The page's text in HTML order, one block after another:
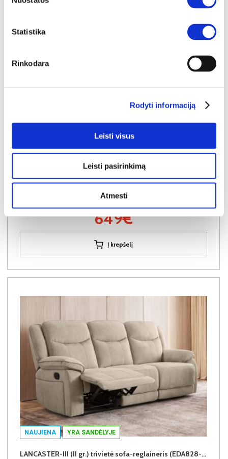
Statistika
Rinkodara
Rodyti informaciją
Leisti visus
Leisti pasirinkimą
Atmesti
Išmatavimai:A:104cmP:210cmG:90cm
649€
Į krepšelį
NAUJIENA YRA SANDĖLYJE
LANCASTER-III (II gr.) trivietė sofa-reglaineris (EDA828-02 Šviesiai rudas)